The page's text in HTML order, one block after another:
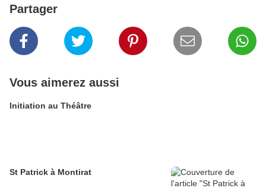
Partager
Vous aimerez aussi
Initiation au Théâtre
St Patrick à Montirat